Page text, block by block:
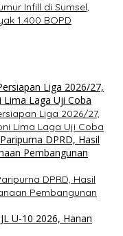
Infill di Sumsel,
1.400 BOPD
Liga 2026/27,
Lima Laga Uji Coba
DPRD, Hasil
Pembangunan